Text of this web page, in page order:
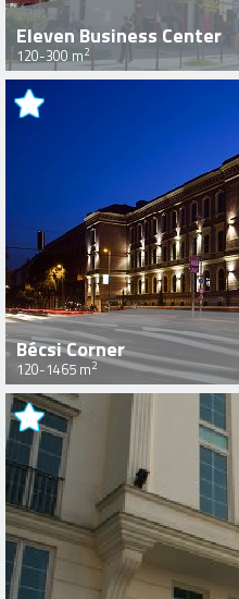
Eleven Business Center
120-300 m2
Bécsi Corner
120-1465 m2